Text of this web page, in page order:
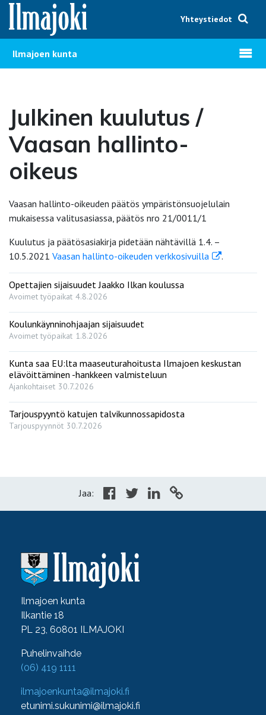
Hyppää sisältöön
Yhteystiedot
Ilmajoen kunta Avaa
Julkinen kuulutus /
Vaasan hallinto-
oikeus
Vaasan hallinto-oikeuden päätös ympäristönsuojelulain
mukaisessa valitusasiassa, päätös nro 21/0011/1
Kuulutus ja päätösasiakirja pidetään nähtävillä 1.4. –
10.5.2021 Vaasan hallinto-oikeuden verkkosivuilla .
Opettajien sijaisuudet Jaakko Ilkan koulussa
Avoimet työpaikat 4.8.2026
Koulunkäynninohjaajan sijaisuudet
Avoimet työpaikat 1.8.2026
Kunta saa EU:lta maaseuturahoitusta Ilmajoen keskustan
elävöittäminen -hankkeen valmisteluun
Ajankohtaiset 30.7.2026
Tarjouspyyntö katujen talvikunnossapidosta
Tarjouspyynnöt 30.7.2026
Jaa:
Ilmajoen kunta
Ilkantie 18
PL 23, 60801 ILMAJOKI
Puhelinvaihde
(06) 419 1111
ilmajoenkunta@ilmajoki.fi
etunimi.sukunimi@ilmajoki.fi